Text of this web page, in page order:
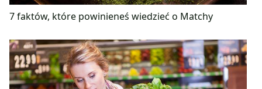
7 faktów, które powinieneś wiedzieć o Matchy